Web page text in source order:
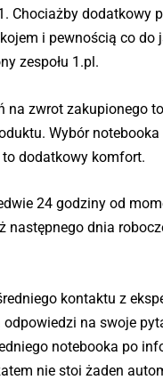
Chociażby dodatkowy
i pewnością co do
zespołu 1.pl.
zwrot zakupionego
Wybór
dodatkowy komfort.
24 godziny od
dnia
kontaktu z
na swoje
notebooka po
nie stoi żaden